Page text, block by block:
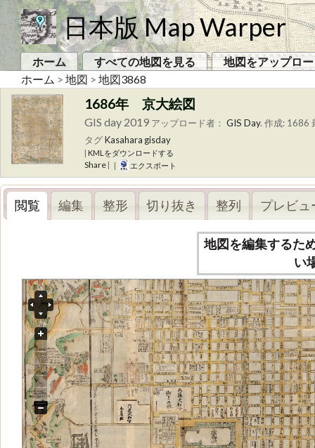
日本版 Map Warper
ホーム すべての地図を見る
地図をアップロ
ホーム > 地図 > 地図3868
1686年 京大絵図
GIS day 2019 アップロード者： GIS Day. 作成: 1686
タグKasahara gisday
| KMLをダウンロードする
Share | | エクスポート
閲覧 編集 整形 切り抜き 整列 プレビュ
地図を編集するた
い